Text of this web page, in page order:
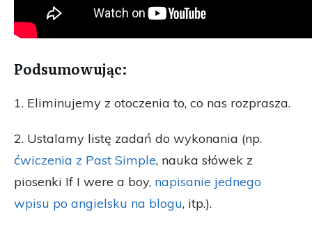
Podsumowując:
1. Eliminujemy z otoczenia to, co nas rozprasza.
2. Ustalamy listę zadań do wykonania (np.
ćwiczenia z Past Simple, nauka słówek z
piosenki If I were a boy, napisanie jednego
wpisu po angielsku na blogu, itp.).